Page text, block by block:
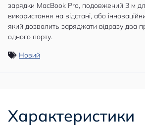
зарядки MacBook Pro, подовжений 3 м
використання на відстані, або
який дозволить заряджати відразу два
одного порту.
Новий
Характеристики